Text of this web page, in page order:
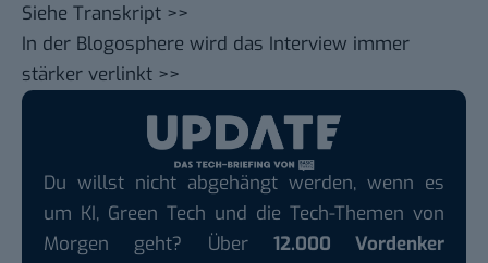
Siehe Transkript >>
In der Blogosphere wird das Interview immer
stärker verlinkt >>
Du willst nicht abgehängt werden, wenn es
um KI, Green Tech und die Tech-Themen von
Morgen geht? Über 12.000 Vordenker